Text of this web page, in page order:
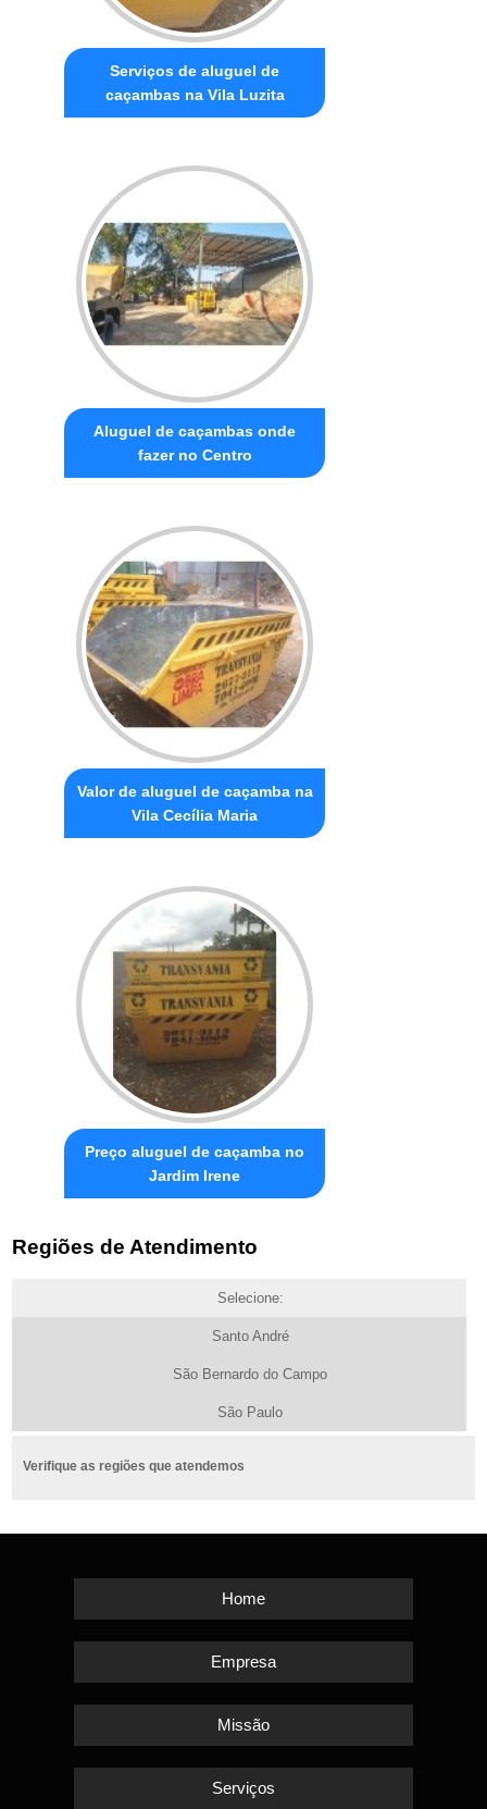
Serviços de aluguel de
caçambas na Vila Luzita
Aluguel de caçambas onde
fazer no Centro
Valor de aluguel de caçamba na
Vila Cecília Maria
Preço aluguel de caçamba no
Jardim Irene
Regiões de Atendimento
Selecione:
Santo André
São Bernardo do Campo
São Paulo
Verifique as regiões que atendemos
Home
Empresa
Missão
Serviços